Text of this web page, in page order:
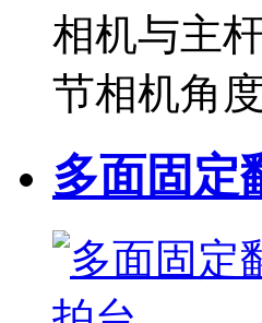
相机与主
节相机角度
多面固定